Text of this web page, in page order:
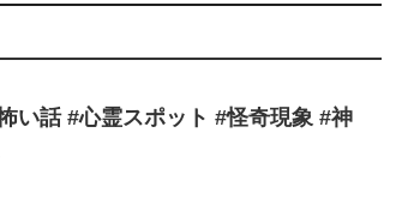
い話 #心霊スポット #怪奇現象 #神